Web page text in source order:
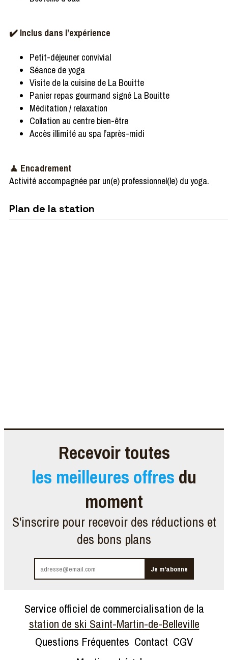
✔️ Inclus dans l’expérience
Petit-déjeuner convivial
Séance de yoga
Visite de la cuisine de La Bouitte
Panier repas gourmand signé La Bouitte
Méditation / relaxation
Collation au centre bien-être
Accès illimité au spa l’après-midi
🧘 Encadrement
Activité accompagnée par un(e) professionnel(le) du yoga.
Plan de la station
Recevoir toutes
les meilleures offres du
moment
S'inscrire pour recevoir des réductions et
des bons plans
Service officiel de commercialisation de la
station de ski Saint-Martin-de-Belleville
Questions Fréquentes Contact CGV